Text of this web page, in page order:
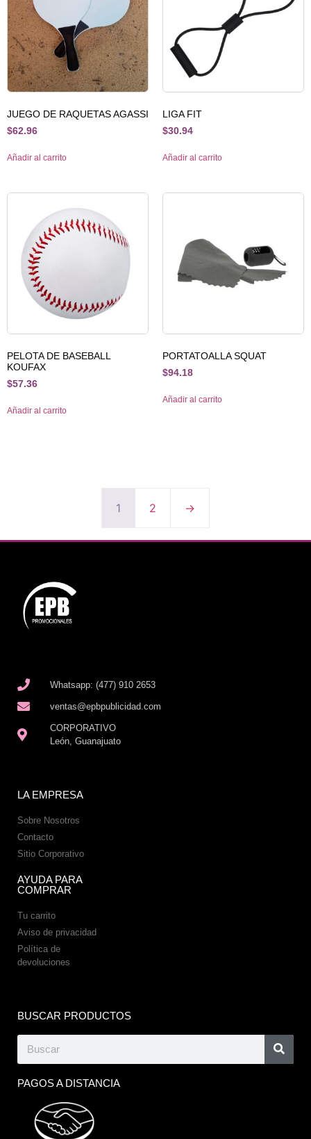
JUEGO DE RAQUETAS AGASSI
$62.96
Añadir al carrito
LIGA FIT
$30.94
Añadir al carrito
PELOTA DE BASEBALL
KOUFAX
$57.36
Añadir al carrito
PORTATOALLA SQUAT
$94.18
Añadir al carrito
1 2 →
Whatsapp: (477) 910 2653
ventas@epbpublicidad.com
CORPORATIVO
León, Guanajuato
LA EMPRESA
Sobre Nosotros
Contacto
Sitio Corporativo
AYUDA PARA
COMPRAR
Tu carrito
Aviso de privacidad
Política de
devoluciones
BUSCAR PRODUCTOS
PAGOS A DISTANCIA